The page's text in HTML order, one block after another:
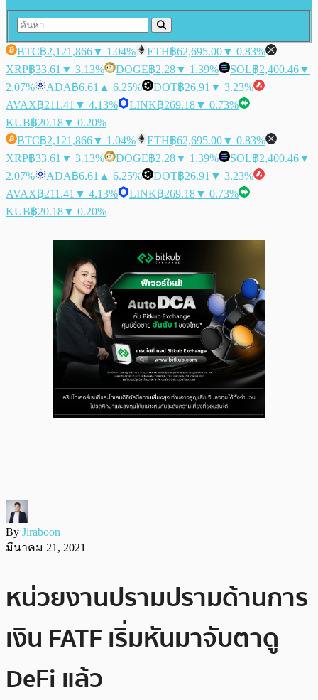
BTC฿2,121,866▼ 1.04% ETH฿62,695.00▼ 0.83%
XRP฿33.61 ▼ 3.13% DOGE฿2.28▼ 1.39% SOL฿2,400.46▼
2.07%
ADA฿6.61 ▲ 6.25% DOT฿26.91 ▼ 3.23%
AVAX฿211.41 ▼ 4.13% LINK฿269.18▼ 0.73%
KUB฿20.18▼ 0.20%
BTC฿2,121,866▼ 1.04% ETH฿62,695.00▼ 0.83%
XRP฿33.61 ▼ 3.13% DOGE฿2.28▼ 1.39% SOL฿2,400.46▼
2.07%
ADA฿6.61 ▲ 6.25% DOT฿26.91 ▼ 3.23%
AVAX฿211.41 ▼ 4.13% LINK฿269.18▼ 0.73%
KUB฿20.18▼ 0.20%
By Jiraboon
มีนาคม 21, 2021
หน่วยงานปรามปรามด้านการ
เงิน FATF เริ่มหันมาจับตาดู
DeFi แล้ว